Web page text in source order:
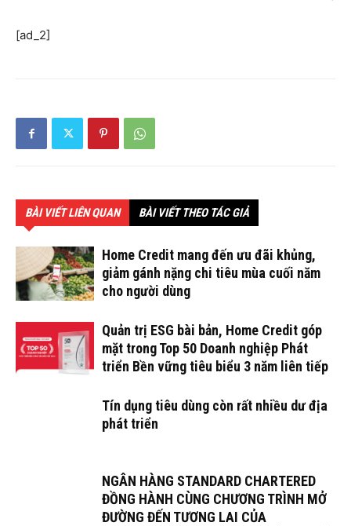
[ad_2]
BÀI VIẾT LIÊN QUAN BÀI VIẾT THEO TÁC GIẢ
Home Credit mang đến ưu đãi khủng,
giảm gánh nặng chi tiêu mùa cuối năm
cho người dùng
Quản trị ESG bài bản, Home Credit góp
mặt trong Top 50 Doanh nghiệp Phát
triển Bền vững tiêu biểu 3 năm liên tiếp
Tín dụng tiêu dùng còn rất nhiều dư địa
phát triển
NGÂN HÀNG STANDARD CHARTERED
ĐỒNG HÀNH CÙNG CHƯƠNG TRÌNH MỞ
ĐƯỜNG ĐẾN TƯƠNG LAI CỦA